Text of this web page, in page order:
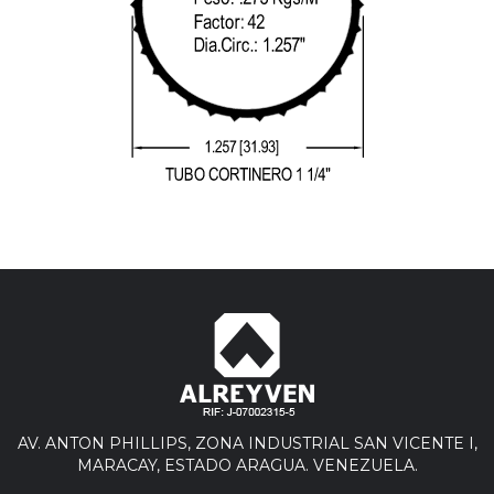
AV. ANTON PHILLIPS, ZONA INDUSTRIAL SAN VICENTE I,
MARACAY, ESTADO ARAGUA. VENEZUELA.